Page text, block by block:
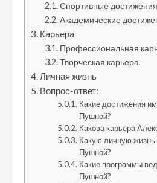
Спортивные достижения
Академические
Карьера
Профессиональная
Творческая карьера
Личная жизнь
Вопрос-ответ:
Какие достижения
Пушной?
Какова карьера
Какую личную
Пушной?
Какие программы
Пушной?